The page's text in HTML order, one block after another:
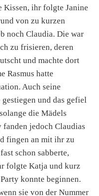
Kissen, ihr folgte Janine
von zu kurzen
noch Claudia. Die war
zu frisieren, deren
und machte dort
Rasmus hatte
Auch seine
und das gefiel
die Mädels
fanden jedoch Claudias
fingen an mit ihr zu
schon sabberte,
folgte Katja und kurz
konnte beginnen.
sie von der Nummer